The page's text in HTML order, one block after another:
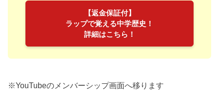
【返金保証付】
ラップで覚える中学歴史！
詳細はこちら！
※YouTubeのメンバーシップ画面へ移ります